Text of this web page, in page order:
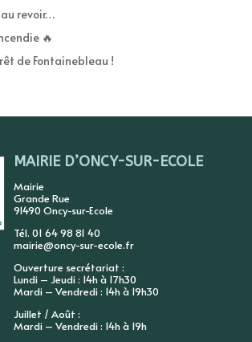
au revoir…
🔥
de Fontainebleau !
MAIRIE D’ONCY-SUR-ECOLE
Mairie
Grande Rue
91490 Oncy-sur-Ecole
Tél. 01 64 98 81 40
mairie@oncy-sur-ecole.fr
Ouverture secrétariat :
Lundi – Jeudi : 14h à 17h30
Mardi – Vendredi : 14h à 19h30
Juillet / Août :
Mardi – Vendredi : 14h à 19h